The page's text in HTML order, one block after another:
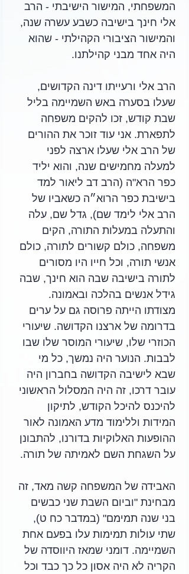
המשפחתי, המישור הישיבתי - הרב
אלי חינך בישיבה כשבע עשרה שנה,
והמישור הציבורי הקהילתי - שהוא
היה אחד מבני קהילתנו.
הרב אלי ורעייתו דינה הקדושים,
שעלו בסערה באש השמיימה בליל
שבת קודש, זכו להקים משפחה
לתפארת. אני עוד זוכר את ההורים
של הרב אלי שעלו ארצה לפני
למעלה מחמישים שנה, והוא יליד
כפר הרא"ה (הרב דב ליאור למד
בישיבת כפר הרוא״ה כשאביו של
הרב אלי לימד שם), גדל שם, עלה
והתעלה במעלות התורה, הקים
משפחה, כולם קשורים לתורה, כולם
אנשי תורה, וכל חייו היו מסורים
לתורה בישיבה שבה הוא חינך, שבה
גידל אנשים בהלכה ובאמונה.
מצודתו הייתה פרוסה גם על ערים
בדרומה של ארצנו הקדושה. שיעורי
הכוזרי שלו, שיעורי המוסר שלו שבו
לבבות. הנוער היה נמשך, כל מי
שבא לישיבה הקדושה בחברון היה
עובר דרכו, זה היה המסלול הראשוני
להיכנס להיכל הקודש, לתיקון
המידות וללימוד מדע האמונה לאור
ההופעות האלוקיות בדורנו, להתבונן
על השגחת השם לאמיתה של תורה.
האבידה של המשפחה קשה מאד, זה
מבחינת "וביום השבת שני כבשים
בני שנה תמימם" (במדבר כח ט),
שתי עולות תמימות עלו בפעם אחת
השמיימה. דומני שמאז היווסדה של
הקריה לא היה אסון כל כך כבד וכל